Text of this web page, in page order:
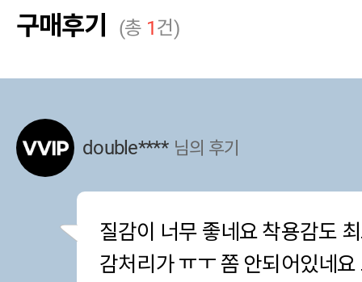
구매후기 (총 1건)
double**** 님의 후기
질감이 너무 좋네요 착용감도
감처리가 ㅠㅜ 쫌 안되어있네